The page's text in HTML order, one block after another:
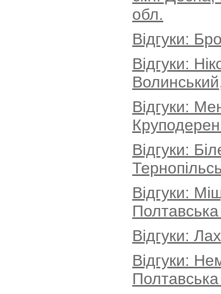
обл.
Відгуки:
Відгуки:
Відгуки:
Відгуки:
Відгуки:
Відгуки:
Відгуки: